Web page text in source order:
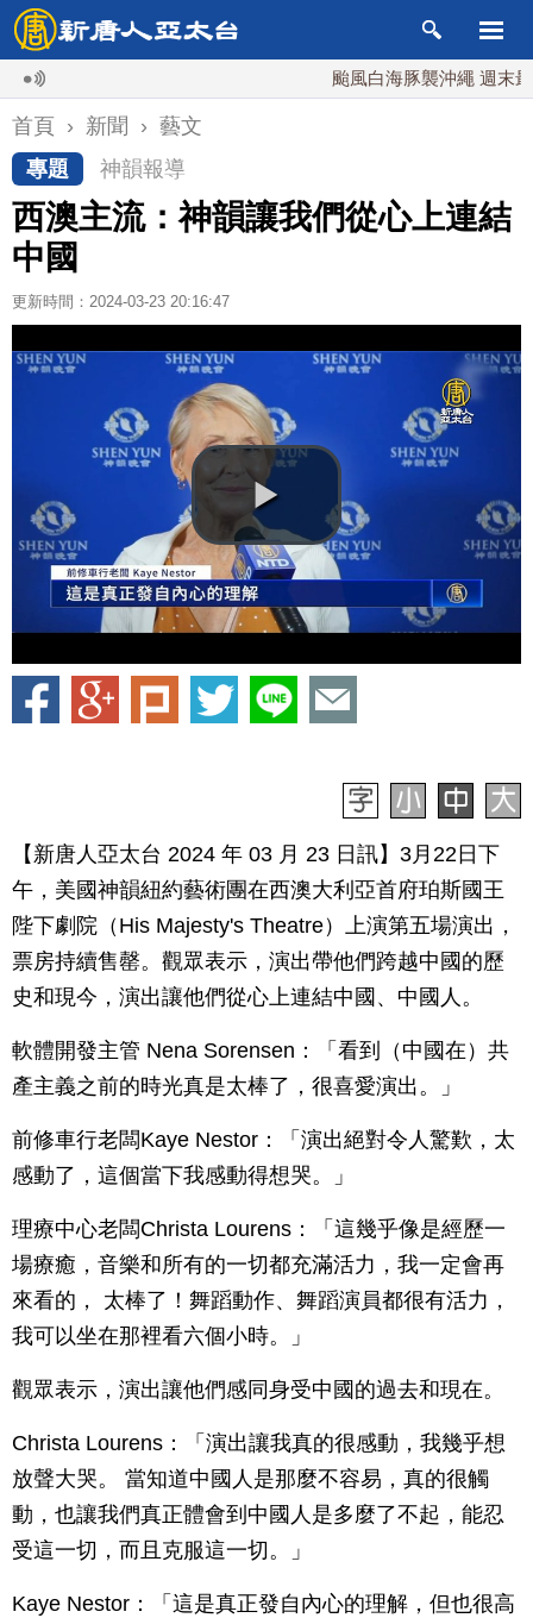
颱風白海豚襲沖繩 週末最近台
首頁 › 新聞 › 藝文
專題
神韻報導
西澳主流：神韻讓我們從心上連結
中國
更新時間：2024-03-23 20:16:47
【新唐人亞太台 2024 年 03 月 23 日訊】3月22日下
午，美國神韻紐約藝術團在西澳大利亞首府珀斯國王
陛下劇院（His Majesty's Theatre）上演第五場演出，
票房持續售罄。觀眾表示，演出帶他們跨越中國的歷
史和現今，演出讓他們從心上連結中國、中國人。
軟體開發主管 Nena Sorensen：「看到（中國在）共
產主義之前的時光真是太棒了，很喜愛演出。」
前修車行老闆Kaye Nestor：「演出絕對令人驚歎，太
感動了，這個當下我感動得想哭。」
理療中心老闆Christa Lourens：「這幾乎像是經歷一
場療癒，音樂和所有的一切都充滿活力，我一定會再
來看的， 太棒了！舞蹈動作、舞蹈演員都很有活力，
我可以坐在那裡看六個小時。」
觀眾表示，演出讓他們感同身受中國的過去和現在。
Christa Lourens：「演出讓我真的很感動，我幾乎想
放聲大哭。 當知道中國人是那麼不容易，真的很觸
動，也讓我們真正體會到中國人是多麼了不起，能忍
受這一切，而且克服這一切。」
Kaye Nestor：「這是真正發自內心的理解，但也很高